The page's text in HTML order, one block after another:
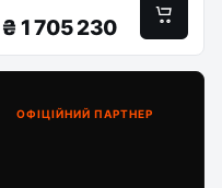
₴ 1 705 230
ОФІЦІЙНИЙ ПАРТНЕР